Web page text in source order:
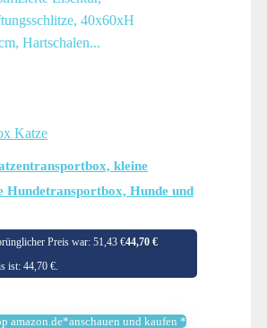
Katze
kleine
Hundetransportbox, Hunde und
40x60xH 38 cm,
Preis war: 51,43 €44,70 €
ist: 44,70 €.
amazon.de*anschauen und kaufen *